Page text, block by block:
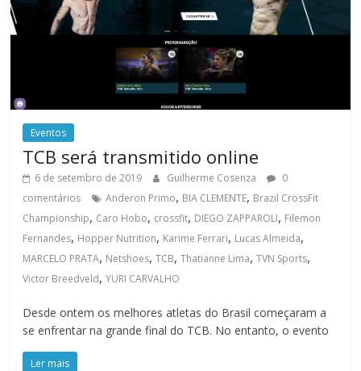
Eventos
TCB será transmitido online
6 de setembro de 2019 Guilherme Cosenza
0
comentários
Anderon Primo, BIA CLEMENTE, Brazil CrossFit
Championship, Caro Hobo, crossfit, DIEGO ZAPPAROLI, Filemon
Fernandes, Hopper Nutrition, Karime Ferrari, Lucas Almeida,
MARCELO PRATA, Netshoes,TCB,Thatianne Lima,TVN Sports,
Victor Breedveld,YURI CARVALHO
Desde ontem os melhores atletas do Brasil começaram a
se enfrentar na grande final do TCB. No entanto, o evento
Ler mais